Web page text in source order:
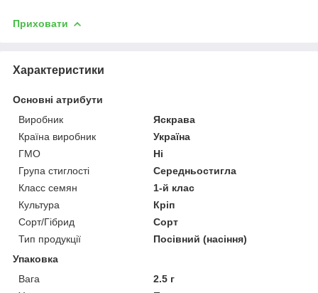
Приховати
Характеристики
Основні атрибути
Виробник
Яскрава
Країна виробник
Україна
ГМО
Ні
Група стиглості
Середньостигла
Класс семян
1-й клас
Культура
Кріп
Сорт/Гібрид
Сорт
Тип продукції
Посівний (насіння)
Упаковка
Вага
2.5 г